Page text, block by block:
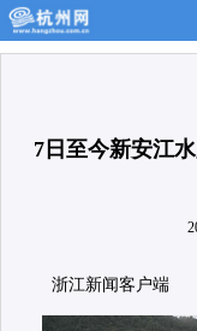
7日至今新安江
浙江新闻客户端